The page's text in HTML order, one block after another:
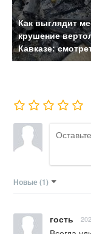
Как выглядит
крушение
Кавказе:
Новые (1)
гость